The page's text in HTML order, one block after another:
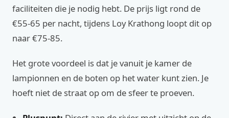
faciliteiten die je nodig hebt. De prijs ligt rond de
€55-65 per nacht, tijdens Loy Krathong loopt dit op
naar €75-85.
Het grote voordeel is dat je vanuit je kamer de
lampionnen en de boten op het water kunt zien. Je
hoeft niet de straat op om de sfeer te proeven.